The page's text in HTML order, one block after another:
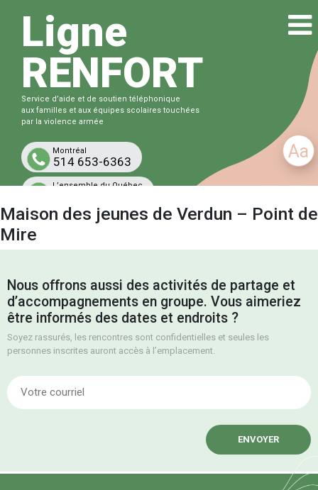
Aa
Ligne
RENFORT
Service d’aide et de soutien téléphonique
aux familles et aux équipes scolaires touchées
par la violence armée
Montréal
514 653-6363
L’ensemble du Québec
Gratuit et confidentiel
Maison des jeunes de Verdun – Point de
Mire
Nous offrons aussi des activités de partage et
d’accompagnements en groupe. Vous aimeriez
être informés des dates et endroits ?
Soyez rassurés, les rencontres sont confidentielles et seules les
personnes inscrites auront accès à l’emplacement.